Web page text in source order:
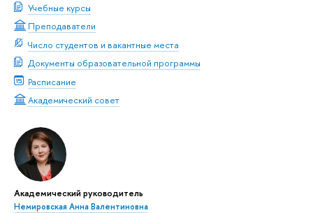
Учебные курсы
Преподаватели
Число студентов и вакантные места
Документы образовательной программы
Расписание
Академический совет
Академический руководитель
Немировская Анна Валентиновна